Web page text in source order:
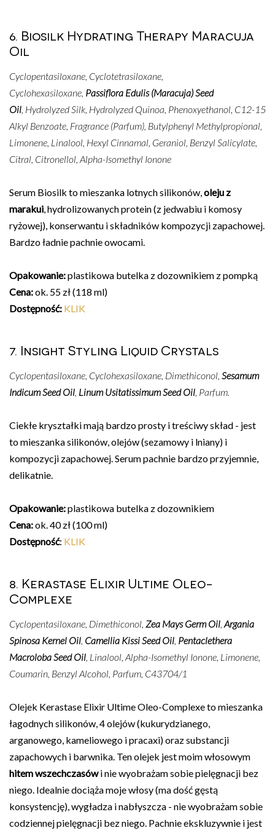
6. Biosilk Hydrating Therapy Maracuja
Oil
Cyclopentasiloxane, Cyclotetrasiloxane,
Cyclohexasiloxane, Passiflora Edulis (Maracuja) Seed
Oil, Hydrolyzed Silk, Hydrolyzed Quinoa, Phenoxyethanol, C12-15
Alkyl Benzoate, Fragrance (Parfum), Butylphenyl Methylpropional,
Limonene, Linalool, Hexyl Cinnamal, Geraniol, Benzyl Salicylate,
Citral, Citronellol, Alpha-Isomethyl Ionone
Serum Biosilk to mieszanka lotnych silikonów,oleju z
marakui, hydrolizowanych protein (z jedwabiu i komosy
ryżowej), konserwantu i składników kompozycji zapachowej.
Bardzo ładnie pachnie owocami.
Opakowanie:plastikowa butelka z dozownikiem z pompką
Cena:ok. 55 zł (118 ml)
Dostępność: KLIK
7. Insight Styling Liquid Crystals
Cyclopentasiloxane, Cyclohexasiloxane, Dimethiconol, Sesamum
Indicum Seed Oil, Linum Usitatissimum Seed Oil, Parfum.
Ciekłe kryształki mają bardzo prosty i treściwy skład - jest
to mieszanka silikonów, olejów (sezamowy i lniany) i
kompozycji zapachowej. Serum pachnie bardzo przyjemnie,
delikatnie.
Opakowanie:plastikowa butelka z dozownikiem
Cena:ok. 40 zł (100 ml)
Dostępność: KLIK
8. Kerastase Elixir Ultime Oleo-
Complexe
Cyclopentasiloxane, Dimethiconol, Zea Mays Germ Oil, Argania
Spinosa Kernel Oil, Camellia Kissi Seed Oil, Pentaclethera
Macroloba Seed Oil, Linalool, Alpha-Isomethyl Ionone, Limonene,
Coumarin, Benzyl Alcohol, Parfum, C43704/1
Olejek Kerastase Elixir Ultime Oleo-Complexe to mieszanka
łagodnych silikonów, 4 olejów (kukurydzianego,
arganowego, kameliowego i pracaxi) oraz substancji
zapachowych i barwnika. Ten olejek jest moim włosowym
hitem wszechczasówi nie wyobrażam sobie pielęgnacji bez
niego. Idealnie dociąża moje włosy (ma dość gęstą
konsystencję), wygładza i nabłyszcza - nie wyobrażam sobie
codziennej pielęgnacji bez niego. Pachnie ekskluzywnie i jest